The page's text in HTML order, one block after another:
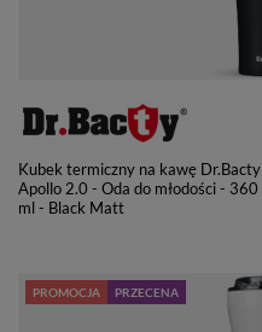
Kubek termiczny na kawę Dr.Bacty
Apollo 2.0 - Oda do młodości - 360
ml - Black Matt
PROMOCJA PRZECENA